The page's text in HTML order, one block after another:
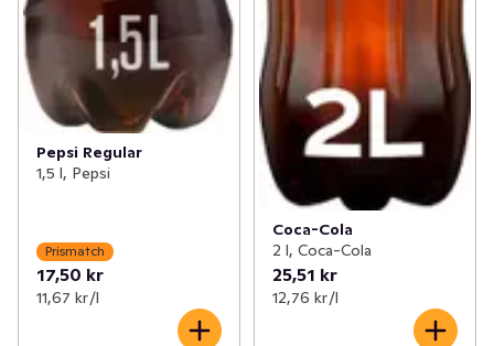
Pepsi Regular
1,5 l, Pepsi
Prismatch
17,50 kr
11,67 kr /l
Coca-Cola
2 l, Coca-Cola
25,51 kr
12,76 kr /l